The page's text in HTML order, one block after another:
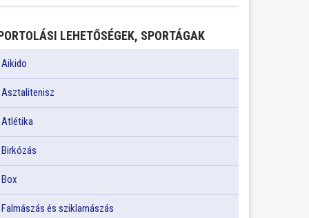
LEHETŐSÉGEK, SPORTÁGAK
Aikido
Asztalitenisz
Atlétika
Birkózás
Box
Falmászás és sziklamászás